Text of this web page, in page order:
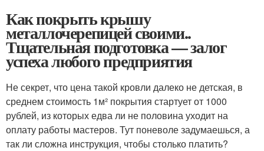
Как покрыть крышу
металлочерепицей своими..
Тщательная подготовка — залог
успеха любого предприятия
Не секрет, что цена такой кровли далеко не детская, в
среднем стоимость 1м² покрытия стартует от 1000
рублей, из которых едва ли не половина уходит на
оплату работы мастеров. Тут поневоле задумаешься, а
так ли сложна инструкция, чтобы столько платить?